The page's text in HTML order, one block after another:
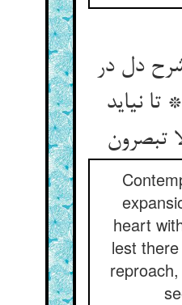
دل در
نیاید
heart
lest